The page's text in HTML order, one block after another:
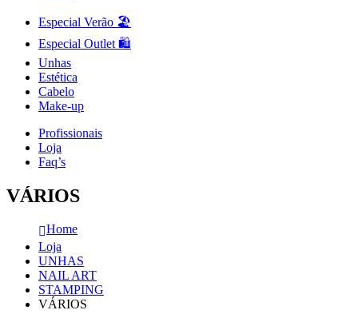
Especial Verão 🏖️
Especial Outlet 🛍️
Unhas
Estética
Cabelo
Make-up
Profissionais
Loja
Faq’s
VÁRIOS
Home
Loja
UNHAS
NAIL ART
STAMPING
VÁRIOS